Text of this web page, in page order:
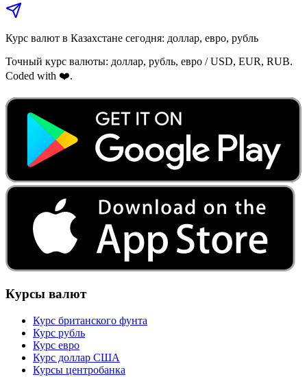
Курс валют в Казахстане сегодня: доллар, евро, рубль
Точный курс валюты: доллар, рубль, евро / USD, EUR, RUB.
Coded with ❤️.
Курсы валют
Курс британского фунта
Курс рубль
Курс евро
Курс доллар США
Курсы центробанка